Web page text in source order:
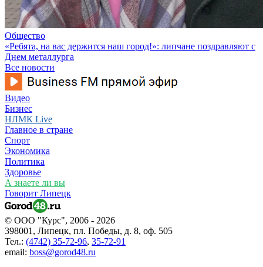
Общество
«Ребята, на вас держится наш город!»: липчане поздравляют с
Днем металлурга
Все новости
Видео
Бизнес
НЛМК Live
Главное в стране
Спорт
Экономика
Политика
Здоровье
А знаете ли вы
Говорит Липецк
© ООО "Курс", 2006 - 2026
398001, Липецк, пл. Победы, д. 8, оф. 505
Тел.: (4742) 35-72-96, 35-72-91
email: boss@gorod48.ru